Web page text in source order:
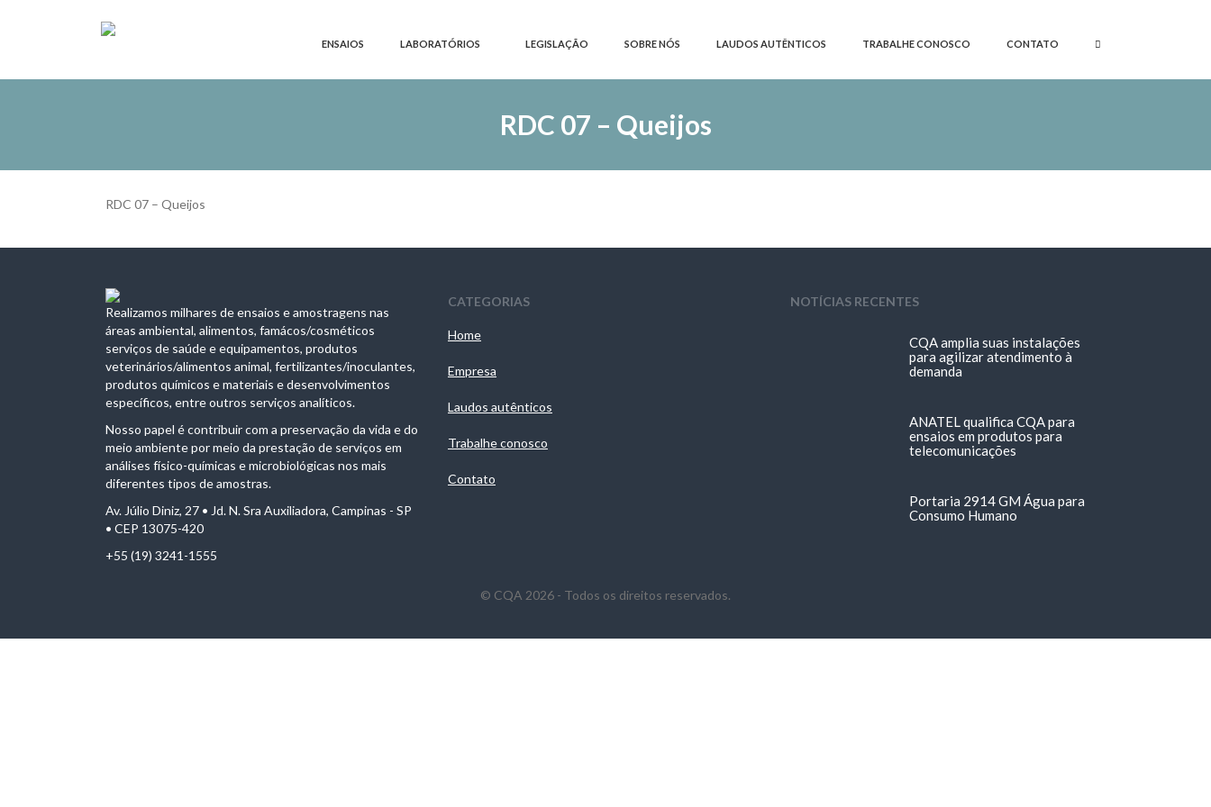
ENSAIOS LABORATÓRIOS LEGISLAÇÃO SOBRE NÓS LAUDOS AUTÊNTICOS TRABALHE CONOSCO CONTATO
RDC 07 – Queijos
RDC 07 – Queijos
Realizamos milhares de ensaios e amostragens nas
áreas ambiental, alimentos, famácos/cosméticos
serviços de saúde e equipamentos, produtos
veterinários/alimentos animal, fertilizantes/inoculantes,
produtos químicos e materiais e desenvolvimentos
específicos, entre outros serviços analíticos.
Nosso papel é contribuir com a preservação da vida e do
meio ambiente por meio da prestação de serviços em
análises físico-químicas e microbiológicas nos mais
diferentes tipos de amostras.
Av. Júlio Diniz, 27 • Jd. N. Sra Auxiliadora, Campinas - SP
• CEP 13075-420
+55 (19) 3241-1555
CATEGORIAS
Home
Empresa
Laudos autênticos
Trabalhe conosco
Contato
NOTÍCIAS RECENTES
CQA amplia suas instalações
para agilizar atendimento à
demanda
ANATEL qualifica CQA para
ensaios em produtos para
telecomunicações
Portaria 2914 GM Água para
Consumo Humano
© CQA 2026 - Todos os direitos reservados.